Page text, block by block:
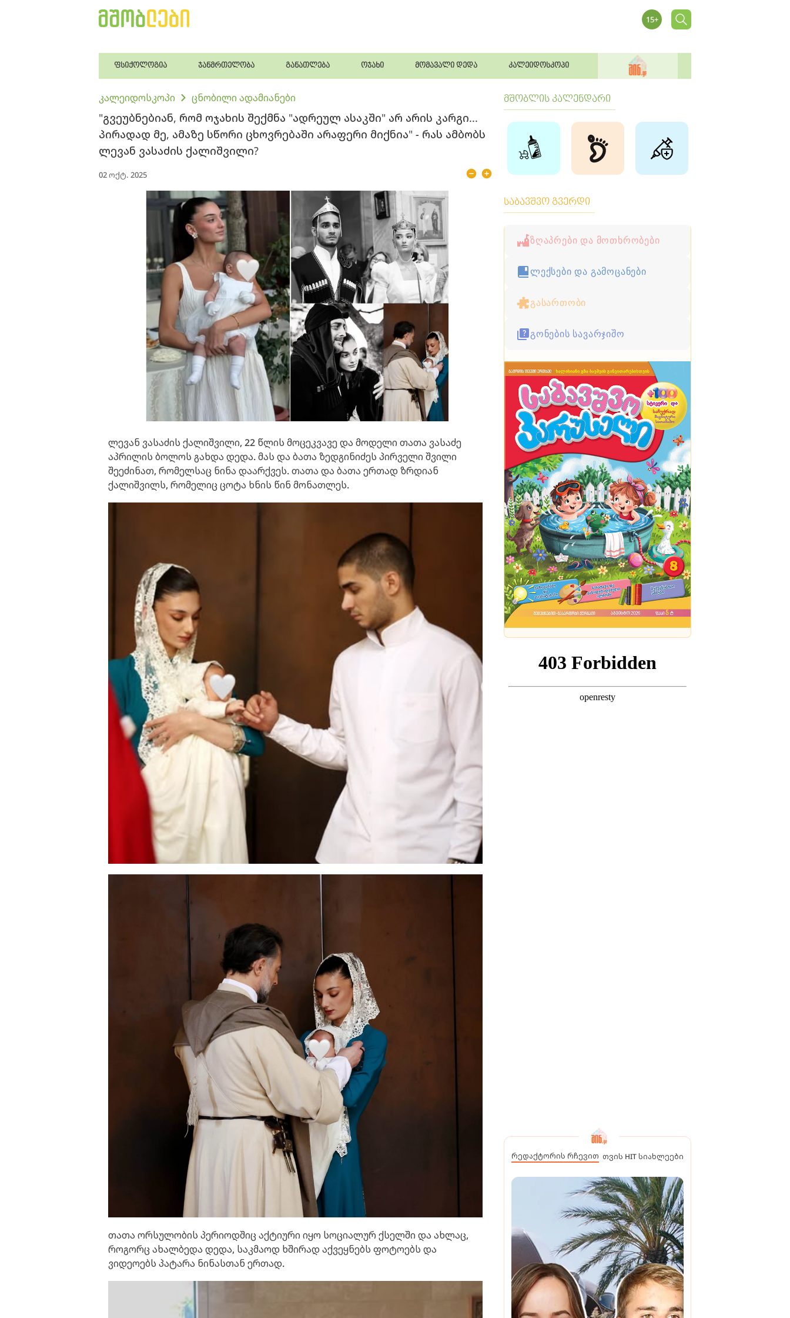
ფსიქოლოგია ჯანმრთელობა განათლება ოჯახი მომავალი დედა კალეიდოსკოპი
კალეიდოსკოპი ცნობილი ადამიანები
"გვე­უბ­ნე­ბი­ან, რომ ოჯა­ხის შექ­მნა "ად­რე­ულ ასაკ­ში" არ არის კარ­გი...
პი­რა­დად მე, ამა­ზე სწო­რი ცხოვ­რე­ბა­ში არა­ფე­რი მიქ­ნია" - რას ამბობს
ლევან ვასაძის ქალიშვილი?
02 ოქტ. 2025
ლევან ვასაძის ქალიშვილი, 22 წლის მოცეკვავე და მოდელი თათა ვასაძე
აპრილის ბოლოს გახდა დედა. მას და ბათა ზედგინიძეს პირველი შვილი
შეეძინათ, რომელსაც ნინა დაარქვეს. თათა და ბათა ერთად ზრდიან
ქალიშვილს, რომელიც ცოტა ხნის წინ მონათლეს.
თათა ორსულობის პერიოდშიც აქტიური იყო სოციალურ ქსელში და ახლაც,
როგორც ახალბედა დედა, საკმაოდ ხშირად აქვეყნებს ფოტოებს და
ვიდეოებს პატარა ნინასთან ერთად.
მშობლის კალენდარი
საბავშვო გვერდი
ზღაპრები და მოთხრობები
ლექსები და გამოცანები
გასართობი
გონების სავარჯიშო
რედაქტორის რჩევით თვის HIT სიახლეები